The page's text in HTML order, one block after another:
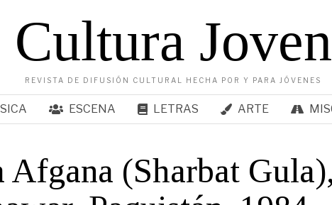
Cultura Joven
REVISTA DE DIFUSIÓN CULTURAL HECHA POR Y PARA JÓVENES
ESCENA LETRAS ARTE
Afgana (Sharbat Gula),